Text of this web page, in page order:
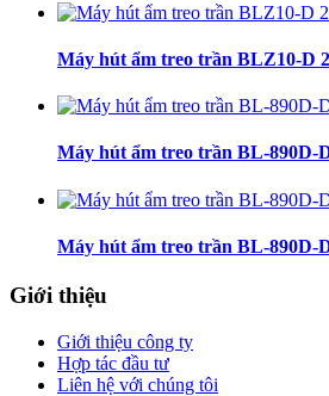
Máy hút ẩm treo trần BLZ10-D
Máy hút ẩm treo trần BL-890D-
Máy hút ẩm treo trần BL-890D-
Giới thiệu
Giới thiệu công ty
Hợp tác đầu tư
Liên hệ với chúng tôi